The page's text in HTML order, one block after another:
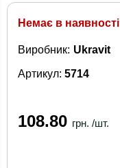
Немає в наявності
Артикул: 5714
Виробник: Ukravit
108.80 грн. /шт.